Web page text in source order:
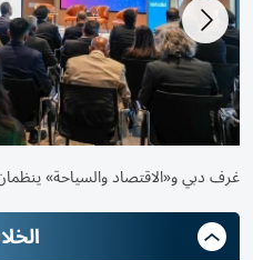
غرف دبي و«الاقتصاد والسياحة»